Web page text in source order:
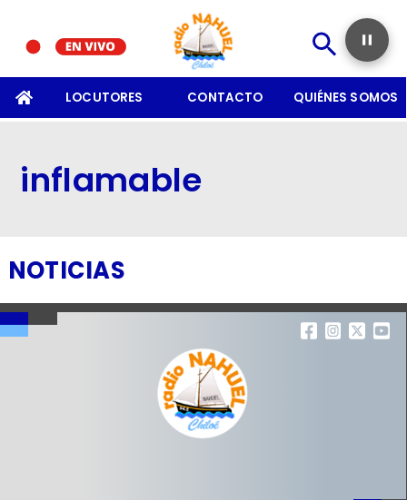
LOCUTORES CONTACTO QUIÉNES SOMOS
inflamable
NOTICIAS